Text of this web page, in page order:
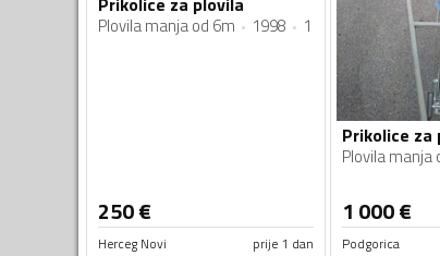
Plovila manja od 6m 1998 1
250€
Herceg Novi prije 1 dan
Prikolice za
Plovila manja
1 000€
Podgorica